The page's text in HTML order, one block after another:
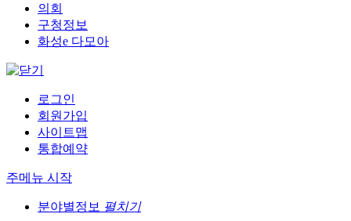
의회
구청정보
화성e 다모아
로그인
회원가입
사이트맵
통합예약
주메뉴 시작
분야별정보 펼치기